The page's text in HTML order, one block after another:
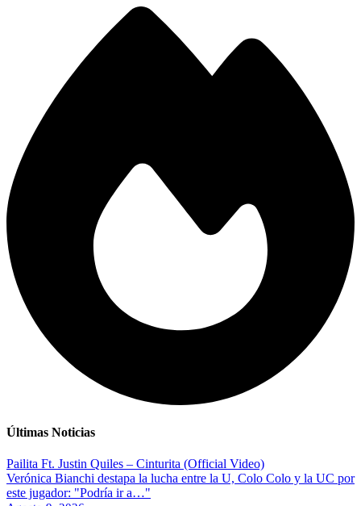
Últimas Noticias
Pailita Ft. Justin Quiles – Cinturita (Official Video)
Verónica Bianchi destapa la lucha entre la U, Colo Colo y la UC por
este jugador: "Podría ir a…"